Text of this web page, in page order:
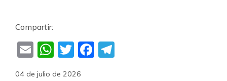
Compartir:
EmailWhatsApp
TwitterFacebook
04 de julio de 2026